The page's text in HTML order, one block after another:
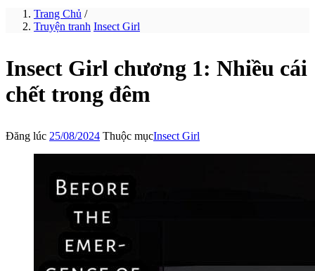
Trang Chủ /
Truyện tranh Insect Girl
Insect Girl chương 1: Nhiều cái
chết trong đêm
Đăng lúc 25/08/2024 Thuộc mụcInsect Girl